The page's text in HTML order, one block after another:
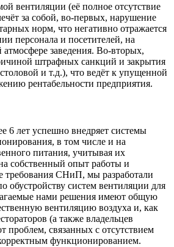
вентиляции (её полное отсутствие
за собой, во-первых, нарушение
норм, что негативно отражается
персонала и посетителей, на
заведения. Во-вторых,
штрафных санкций и закрытия
и т.д.), что ведёт к упущенной
рентабельности предприятия.
6 лет успешно внедряет системы
в том числе и на
питания, учитывая их
собственный опыт работы и
требования СНиП, мы разработали
обустройству систем вентиляции для
нами решения имеют общую
вентиляцию воздуха и, как
(а также владельцев
проблем, связанных с отсутствием
функционированием.